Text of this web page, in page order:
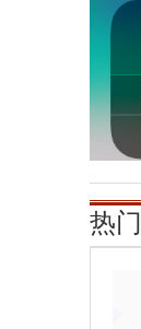
热门